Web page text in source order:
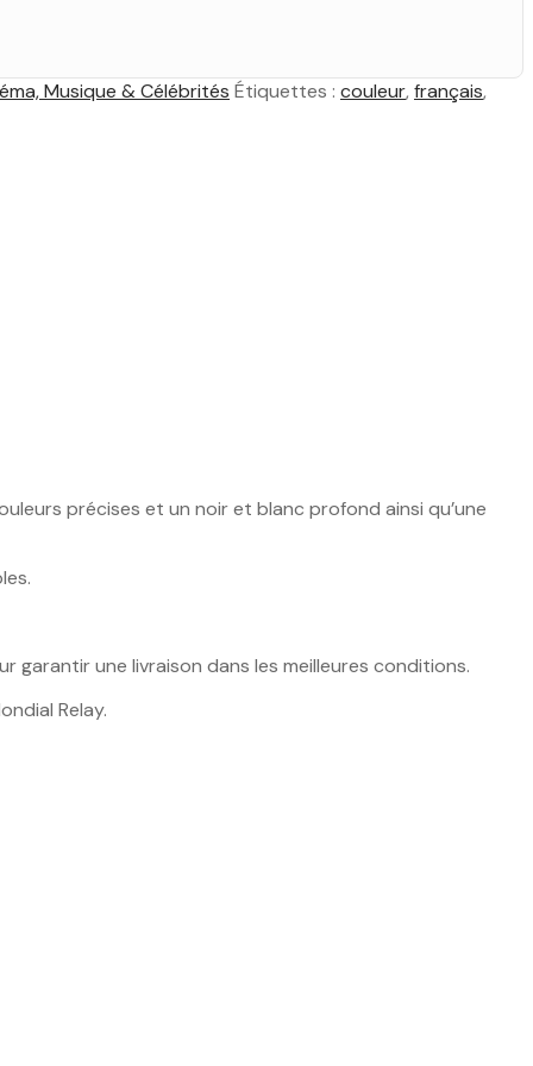
Musique & Célébrités Étiquettes : couleur, français,
précises et un noir et blanc profond ainsi qu’une
une livraison dans les meilleures conditions.
Relay.